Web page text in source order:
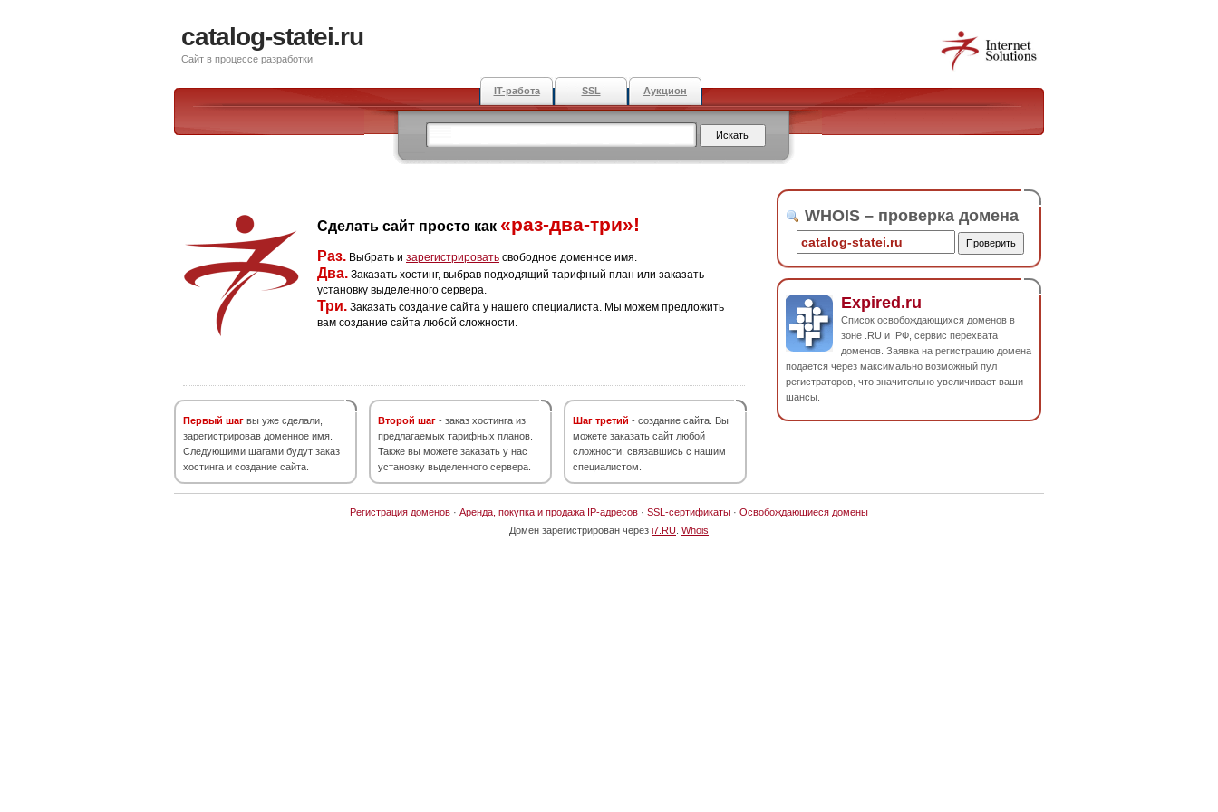
catalog-statei.ru
Сайт в процессе разработки
IT-работа SSL Аукцион
Сделать сайт просто как «раз-два-три»!
Раз. Выбрать и зарегистрировать свободное доменное имя.
Два. Заказать хостинг, выбрав подходящий тарифный план или заказать
установку выделенного сервера.
Три. Заказать создание сайта у нашего специалиста. Мы можем предложить
вам создание сайта любой сложности.
Первый шаг вы уже сделали,
зарегистрировав доменное имя.
Следующими шагами будут заказ
хостинга и создание сайта.
Второй шаг - заказ хостинга из
предлагаемых тарифных планов.
Также вы можете заказать у нас
установку выделенного сервера.
Шаг третий - создание сайта. Вы
можете заказать сайт любой
сложности, связавшись с нашим
специалистом.
WHOIS – проверка домена
Expired.ru
Список освобождающихся доменов в
зоне .RU и .РФ, сервис перехвата
доменов. Заявка на регистрацию домена
подается через максимально возможный пул
регистраторов, что значительно увеличивает ваши
шансы.
Регистрация доменов · Аренда, покупка и продажа IP-адресов · SSL-сертификаты · Освобождающиеся домены
Домен зарегистрирован через i7.RU Whois